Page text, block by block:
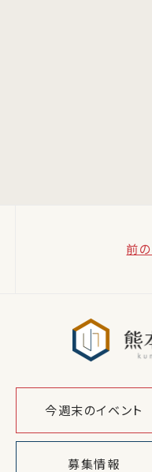
前
今週末のイベント
募集情報